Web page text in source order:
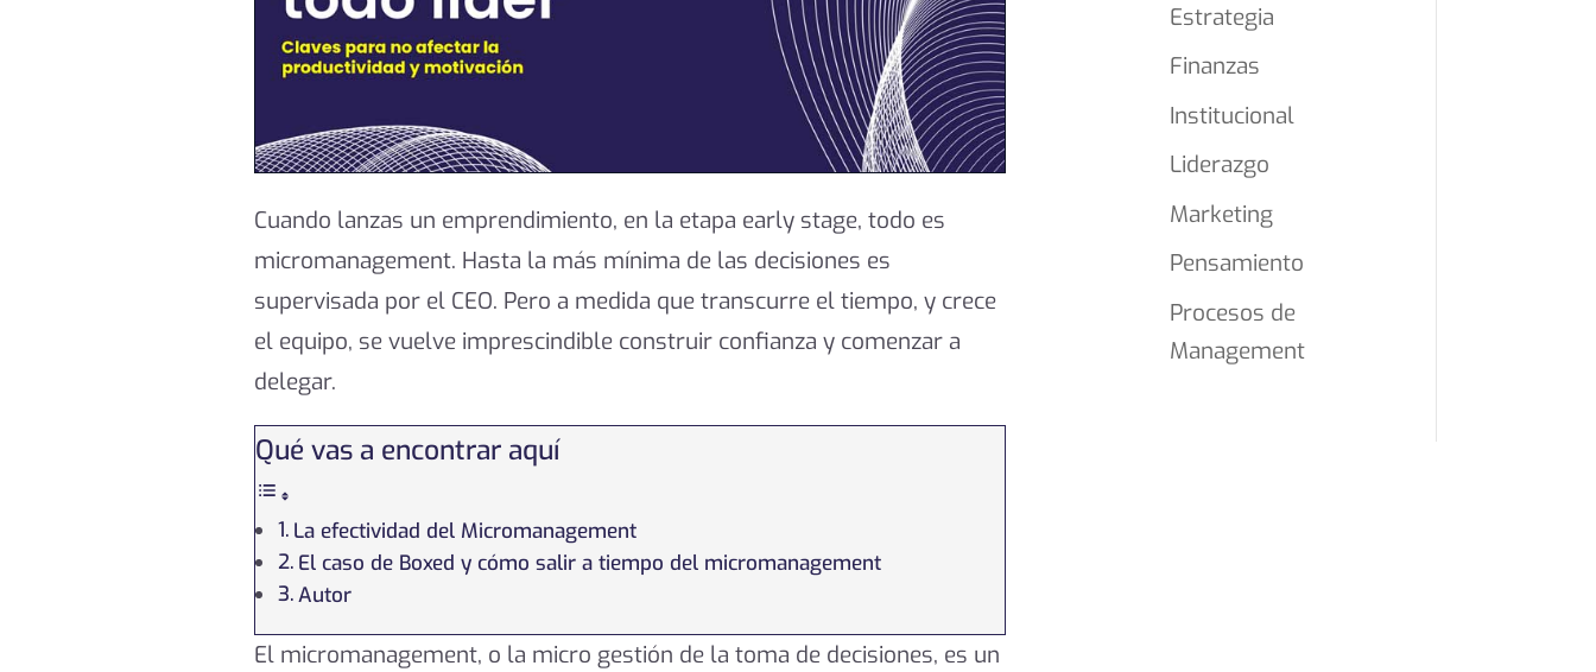
Cuando lanzas un emprendimiento, en la etapa early stage, todo es
micromanagement. Hasta la más mínima de las decisiones es
supervisada por el CEO. Pero a medida que transcurre el tiempo, y crece
el equipo, se vuelve imprescindible construir confianza y comenzar a
delegar.
Qué vas a encontrar aquí
La efectividad del Micromanagement
El caso de Boxed y cómo salir a tiempo del micromanagement
Autor
El micromanagement, o la micro gestión de la toma de decisiones, es un
Estrategia
Finanzas
Institucional
Liderazgo
Marketing
Pensamiento
Procesos de
Management